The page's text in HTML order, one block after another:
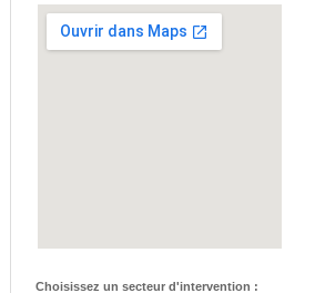
Choisissez un secteur d'intervention :